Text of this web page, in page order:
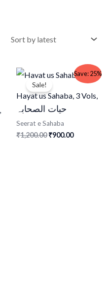
Save: 25%
Sale!
Hayat us Sahaba, 3 Vols,
حیات الصحابہ
Seerat e Sahaba
₹1,200.00
Original
price
was:
₹1,200.00.
₹900.00
Current
price
₹900.00.